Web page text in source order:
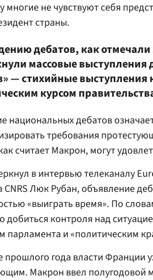
многие не чувствуют себя
страны.
дебатов, как
массовые
— стихийные выступления
курсом
национальных дебатов
требования
считает Макрон, могут
в интервью телеканалу
CNRS Люк Рубан, объявление
«выиграть время». По
добиться контроля над
парламента и «политическим
прошлого года власти Франции
Макрон ввел полугодовой